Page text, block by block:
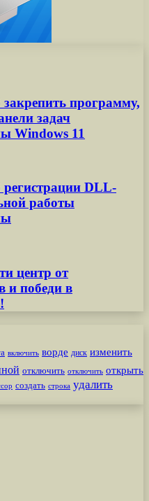
программу,
задач
Windows 11
DLL-
работы
центр от
и победи в
включить ворде диск изменить
отключить отключить открыть
создать строка удалить